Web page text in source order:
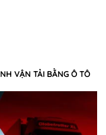
VẬN TẢI BẰNG Ô TÔ